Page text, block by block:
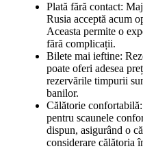
Plată fără contact:
Rusia acceptă acum
Aceasta permite o
fără complicații.
Bilete mai ieftine:
poate oferi adesea
rezervările timpurii
banilor.
Călătorie
pentru scaunele
dispun, asigurând o
considerare călătoria